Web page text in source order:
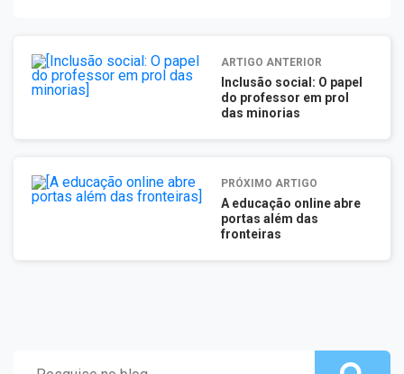
ARTIGO ANTERIOR
Inclusão social: O papel
do professor em prol
das minorias
PRÓXIMO ARTIGO
A educação online abre
portas além das
fronteiras